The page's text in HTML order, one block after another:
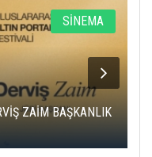
SİNEMA
ZAİM BAŞKANLIK